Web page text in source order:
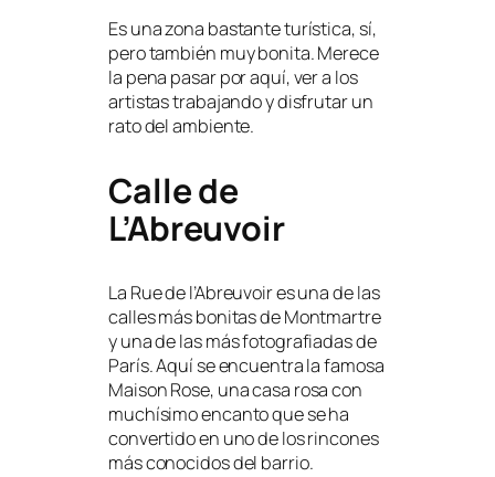
Es una zona bastante turística, sí,
pero también muy bonita. Merece
la pena pasar por aquí, ver a los
artistas trabajando y disfrutar un
rato del ambiente.
Calle de
L’Abreuvoir
La Rue de l’Abreuvoir es una de las
calles más bonitas de Montmartre
y una de las más fotografiadas de
París. Aquí se encuentra la famosa
Maison Rose, una casa rosa con
muchísimo encanto que se ha
convertido en uno de los rincones
más conocidos del barrio.